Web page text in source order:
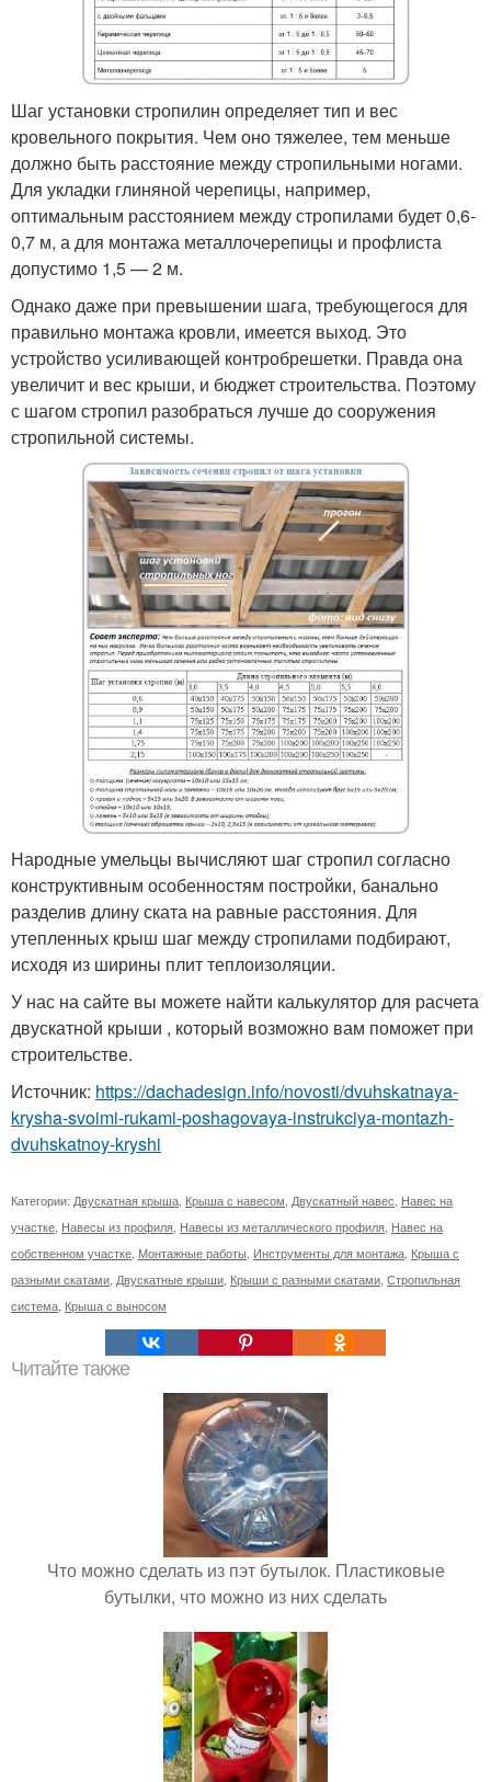
Шаг установки стропилин определяет тип и вес
кровельного покрытия. Чем оно тяжелее, тем меньше
должно быть расстояние между стропильными ногами.
Для укладки глиняной черепицы, например,
оптимальным расстоянием между стропилами будет 0,6-
0,7 м, а для монтажа металлочерепицы и профлиста
допустимо 1,5 — 2 м.
Однако даже при превышении шага, требующегося для
правильно монтажа кровли, имеется выход. Это
устройство усиливающей контробрешетки. Правда она
увеличит и вес крыши, и бюджет строительства. Поэтому
с шагом стропил разобраться лучше до сооружения
стропильной системы.
Народные умельцы вычисляют шаг стропил согласно
конструктивным особенностям постройки, банально
разделив длину ската на равные расстояния. Для
утепленных крыш шаг между стропилами подбирают,
исходя из ширины плит теплоизоляции.
У нас на сайте вы можете найти калькулятор для расчета
двускатной крыши , который возможно вам поможет при
строительстве.
Источник: https://dachadesign.info/novosti/dvuhskatnaya-
krysha-svoimi-rukami-poshagovaya-instrukciya-montazh-
dvuhskatnoy-kryshi
Категории: Двускатная крыша Крыша с навесом Двускатный навес Навес на
участке Навесы из профиля Навесы из металлического профиля Навес на
собственном участке Монтажные работы Инструменты для монтажа Крыша с
разными скатами Двускатные крыши Крыши с разными скатами Стропильная
система Крыша с выносом
Читайте также
Что можно сделать из пэт бутылок. Пластиковые
бутылки, что можно из них сделать